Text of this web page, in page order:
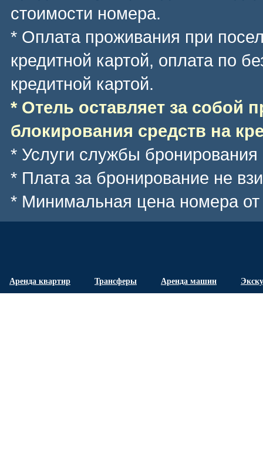
стоимости номера.
* Оплата проживания при
кредитной картой, оплата по
кредитной картой.
* Отель оставляет за собой
блокирования средств на
* Услуги службы
* Плата за бронирование не
* Минимальная цена номера
Аренда квартир Трансферы Аренда машин